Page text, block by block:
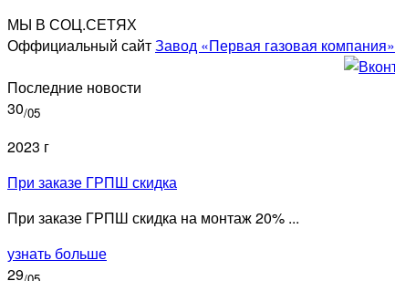
МЫ В СОЦ.СЕТЯХ
Оффициальный сайтЗавод «Первая газовая компания»
Последние новости
30/05
2023 г
При заказе ГРПШ скидка
При заказе ГРПШ скидка на монтаж 20% ...
узнать больше
29